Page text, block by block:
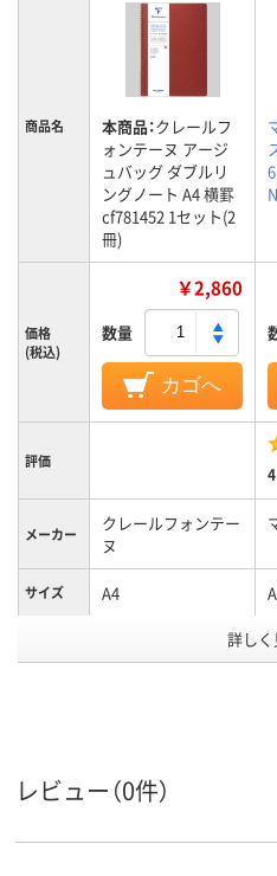
商品名 本商品：クレールフ
ォンテーヌ アージ
ュバッグ ダブルリ
ングノート A4 横罫
cf781452 1セット(2
冊)
価格
(税込)
￥2,860
数量
カゴへ
評価
メーカー
クレールフォンテー
ヌ
サイズ A4
カラーグ
ループ
レッド系
333g
詳しく
レビュー（0件）